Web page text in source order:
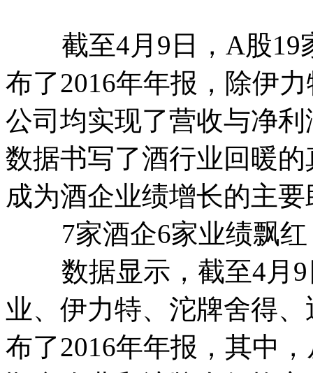
截至4月9日，A股19
布了2016年年报，除伊
公司均实现了营收与净
数据书写了酒行业回暖
成为酒企业绩增长的主
7家酒企6家业绩飘红
数据显示，截至4月9
业、伊力特、沱牌舍得
布了2016年年报，其中